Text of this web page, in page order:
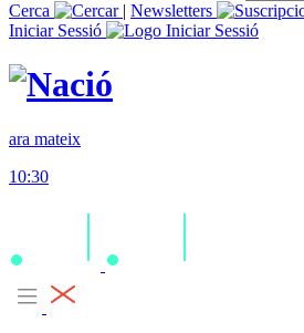
Cerca
| Newsletters
Iniciar Sessió
ara mateix
10:30